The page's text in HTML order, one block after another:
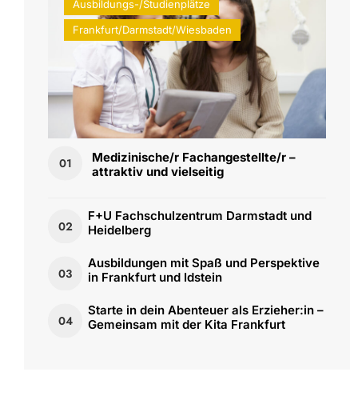
Ausbildungs-/Studienplätze
Frankfurt/Darmstadt/Wiesbaden
01
Medizinische/r Fachangestellte/r –
attraktiv und vielseitig
02
F+U Fachschulzentrum Darmstadt und
Heidelberg
03
Ausbildungen mit Spaß und Perspektive
in Frankfurt und Idstein
04
Starte in dein Abenteuer als Erzieher:in –
Gemeinsam mit der Kita Frankfurt